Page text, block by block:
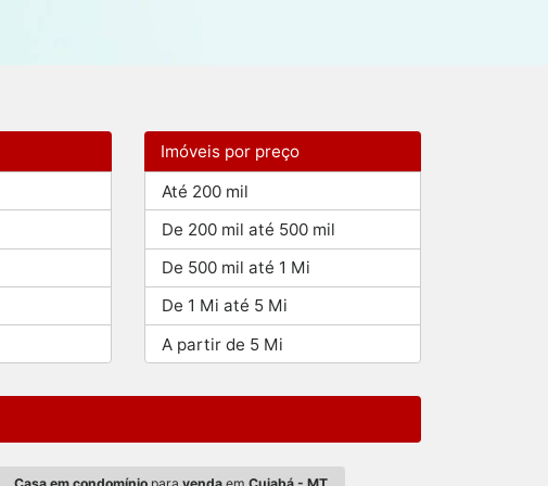
Imóveis por preço
Até 200 mil
De 200 mil até 500 mil
De 500 mil até 1 Mi
De 1 Mi até 5 Mi
A partir de 5 Mi